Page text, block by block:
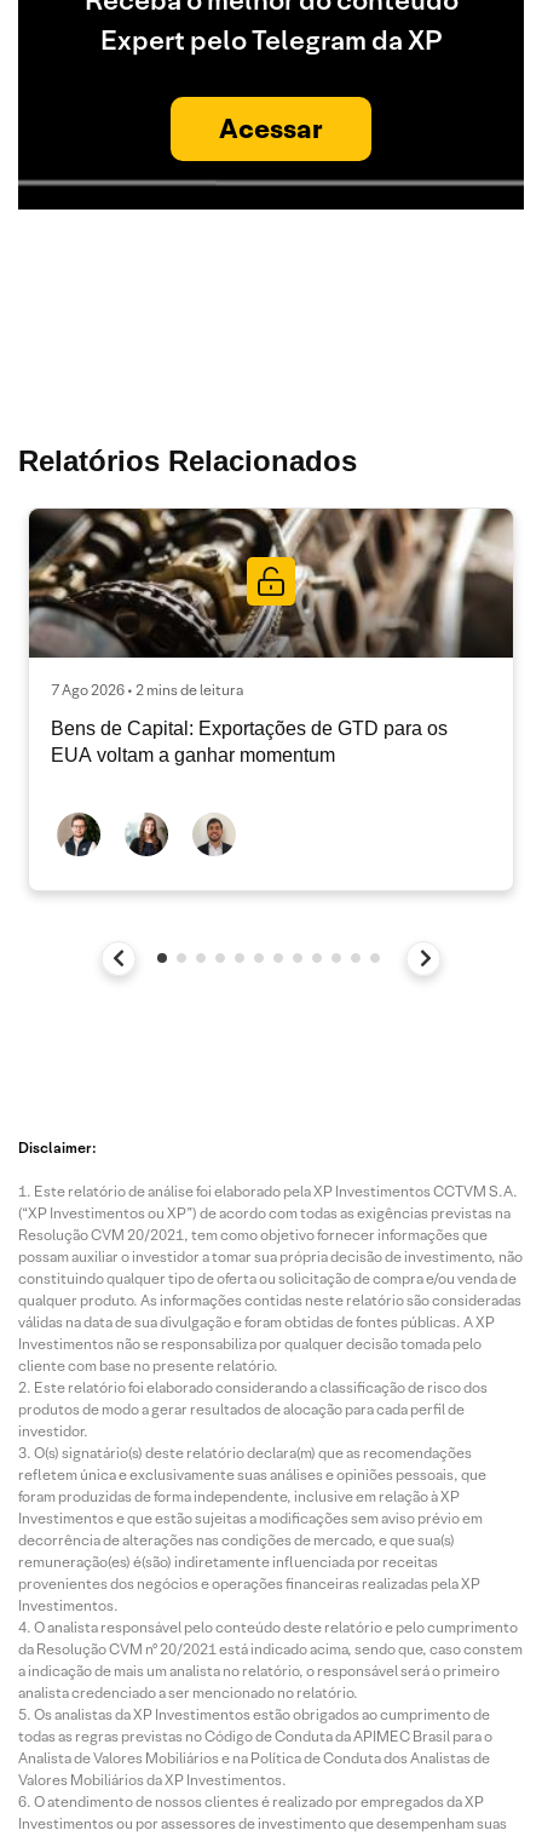
Expert pelo Telegram da XP
Acessar
Relatórios Relacionados
7 Ago 2026 • 2 mins de leitura
Bens de Capital: Exportações de GTD para os
EUA voltam a ganhar momentum
Disclaimer:
Este relatório de análise foi elaborado pela XP Investimentos CCTVM S.A.
(“XP Investimentos ou XP”) de acordo com todas as exigências previstas na
Resolução CVM 20/2021, tem como objetivo fornecer informações que
possam auxiliar o investidor a tomar sua própria decisão de investimento, não
constituindo qualquer tipo de oferta ou solicitação de compra e/ou venda de
qualquer produto. As informações contidas neste relatório são consideradas
válidas na data de sua divulgação e foram obtidas de fontes públicas. A XP
Investimentos não se responsabiliza por qualquer decisão tomada pelo
cliente com base no presente relatório.
Este relatório foi elaborado considerando a classificação de risco dos
produtos de modo a gerar resultados de alocação para cada perfil de
investidor.
O(s) signatário(s) deste relatório declara(m) que as recomendações
refletem única e exclusivamente suas análises e opiniões pessoais, que
foram produzidas de forma independente, inclusive em relação à XP
Investimentos e que estão sujeitas a modificações sem aviso prévio em
decorrência de alterações nas condições de mercado, e que sua(s)
remuneração(es) é(são) indiretamente influenciada por receitas
provenientes dos negócios e operações financeiras realizadas pela XP
Investimentos.
O analista responsável pelo conteúdo deste relatório e pelo cumprimento
da Resolução CVM nº 20/2021 está indicado acima, sendo que, caso constem
a indicação de mais um analista no relatório, o responsável será o primeiro
analista credenciado a ser mencionado no relatório.
Os analistas da XP Investimentos estão obrigados ao cumprimento de
todas as regras previstas no Código de Conduta da APIMEC Brasil para o
Analista de Valores Mobiliários e na Política de Conduta dos Analistas de
Valores Mobiliários da XP Investimentos.
O atendimento de nossos clientes é realizado por empregados da XP
Investimentos ou por assessores de investimento que desempenham suas